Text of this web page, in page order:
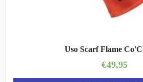
Uso Scarf Flame
€49,95